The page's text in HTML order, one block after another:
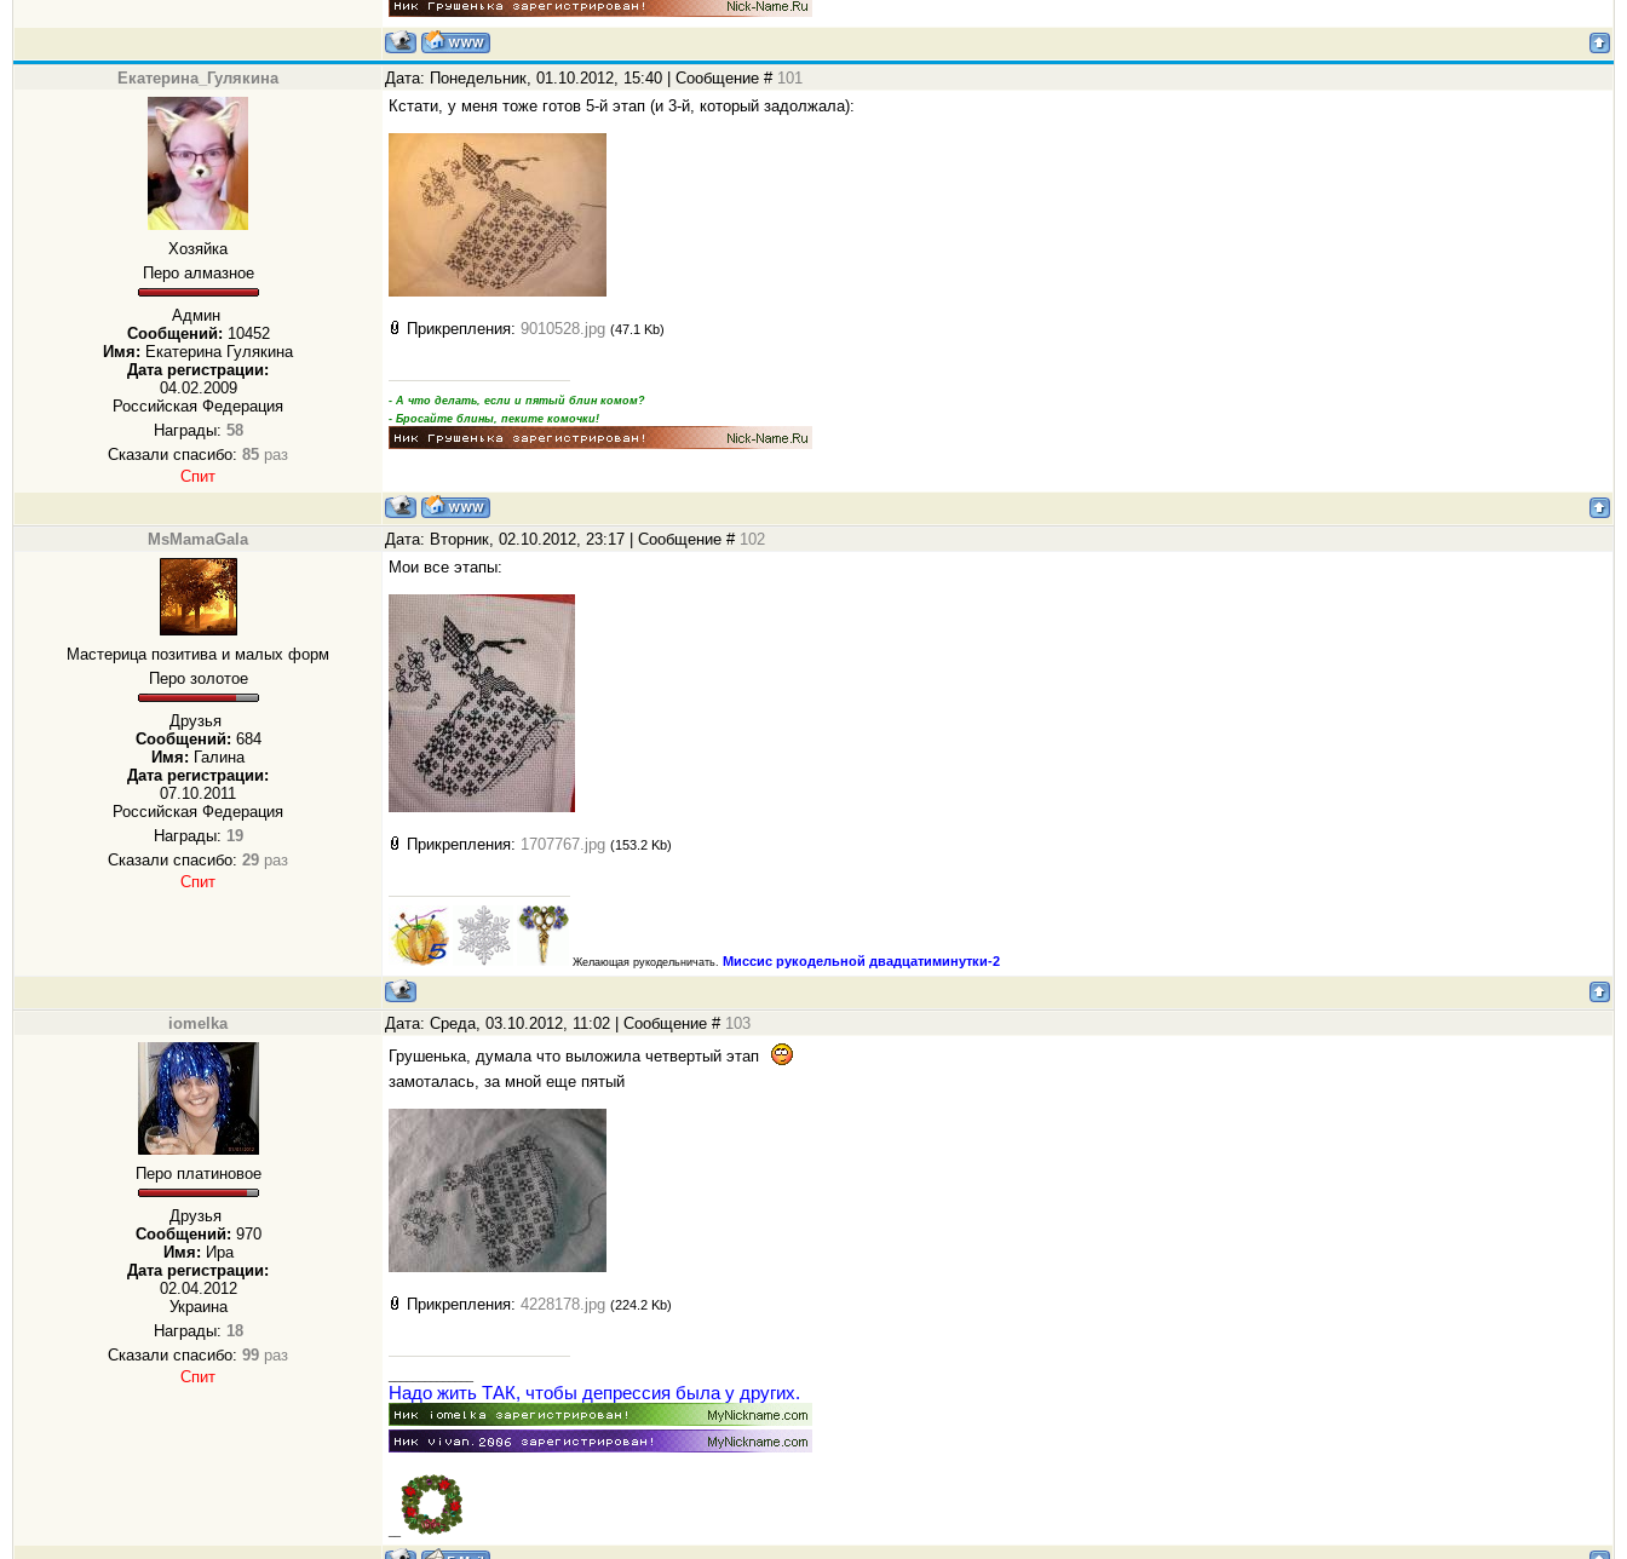
Екатерина_Гулякина Дата: Понедельник, 01.10.2012, 15:40 | Сообщение # 101
Хозяйка
Перо алмазное
Админ
Сообщений: 10452
Имя: Екатерина Гулякина
Дата регистрации:
04.02.2009
Российская Федерация
Награды: 58
Сказали спасибо: 85 раз
Спит
Кстати, у меня тоже готов 5-й этап (и 3-й, который задолжала):
Прикрепления: 9010528.jpg (47.1 Kb)
- А что делать, если и пятый блин комом?
- Бросайте блины, пеките комочки!
MsMamaGala Дата: Вторник, 02.10.2012, 23:17 | Сообщение # 102
Мастерица позитива и малых форм
Перо золотое
Друзья
Сообщений: 684
Имя: Галина
Дата регистрации:
07.10.2011
Российская Федерация
Награды: 19
Сказали спасибо: 29 раз
Спит
Мои все этапы:
Прикрепления: 1707767.jpg (153.2 Kb)
Желающая рукодельничать. Миссис рукодельной двадцатиминутки-2
iomelka Дата: Среда, 03.10.2012, 11:02 | Сообщение # 103
Перо платиновое
Друзья
Сообщений: 970
Имя: Ира
Дата регистрации:
02.04.2012
Украина
Награды: 18
Сказали спасибо: 99 раз
Спит
Грушенька, думала что выложила четвертый этап
замоталась, за мной еще пятый
Прикрепления: 4228178.jpg (224.2 Kb)
Надо жить ТАК, чтобы депрессия была у других.